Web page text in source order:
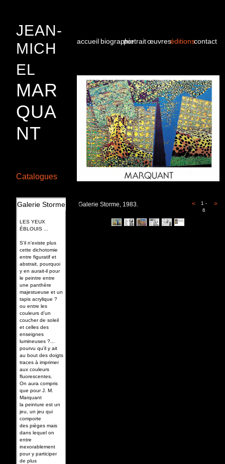
JEAN-
MICH
EL
MAR
QUA
NT
Catalogues
Galerie Storme, Lille
LES YEUX
ÉBLOUIS ...
S'il n'existe plus
cette dichotomie
entre figuratif et
abstrait, pourquoi
y en aurait­-il pour
le peintre entre
une panthère
majestueuse et un
tapis acrylique ?
ou entre les
couleurs d'un
coucher de soleil
et celles des
enseignes
lumineuses ?...
pourvu qu'il y ait
au bout des doigts
traces à imprimer
aux couleurs
fluorescentes.
On aura compris
que pour J. M.
Marquant
la peinture est un
jeu, un jeu qui
comporte
des pièges mais
dans lequel on
entre
inexorablement
pour y participer
de plus
accueil biographieportraitœuvreséditionscontact
Galerie Storme, 1983. <
1 -
6
>